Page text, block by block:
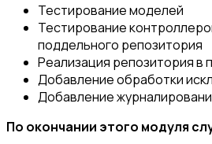
Тестирование моделей
Тестирование
поддельного репозитория
Реализация репозитория в
Добавление обработки
Добавление
По окончании этого модуля